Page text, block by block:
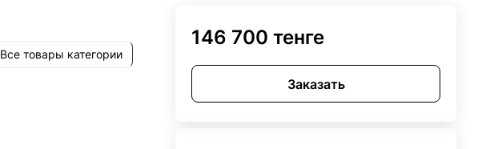
Все товары категории
146 700 тенге
Заказать